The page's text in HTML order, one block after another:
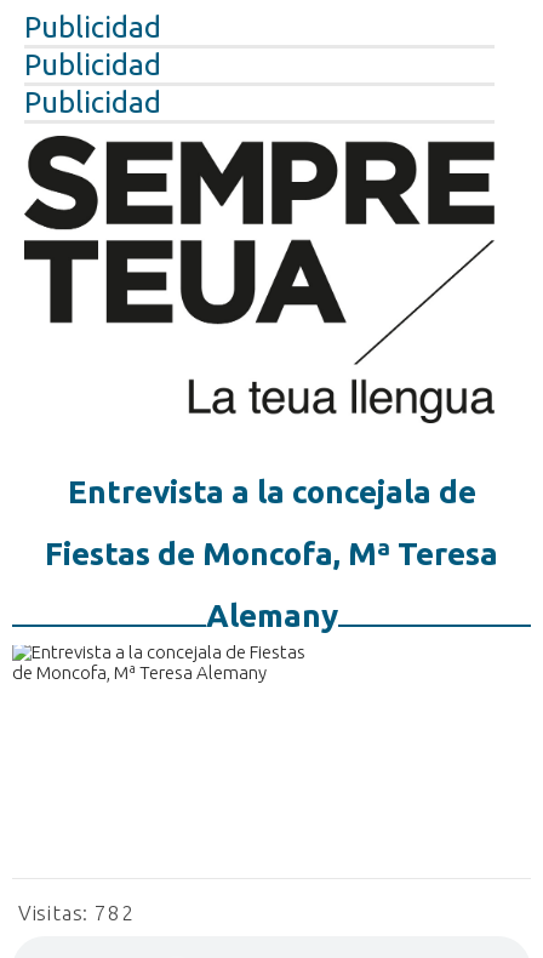
Publicidad
Publicidad
Publicidad
Entrevista a la concejala de
Fiestas de Moncofa, Mª Teresa
Alemany
Visitas: 782